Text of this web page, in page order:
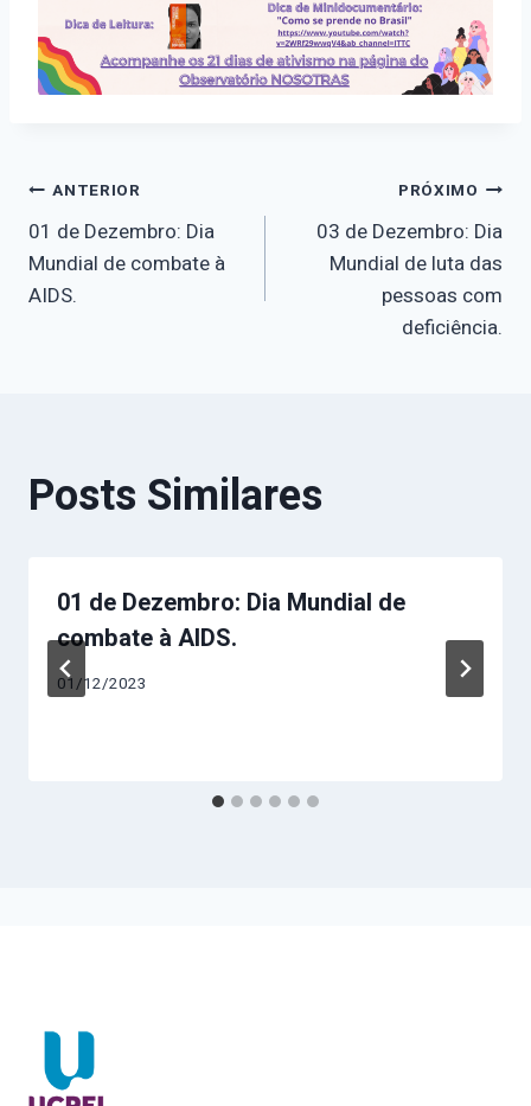
Navegação
de
ANTERIOR
01 de Dezembro: Dia
Mundial de combate à
AIDS.
PRÓXIMO
03 de Dezembro: Dia
Mundial de luta das
pessoas com
deficiência.
Posts Similares
01 de Dezembro: Dia Mundial de
combate à AIDS.
01/12/2023